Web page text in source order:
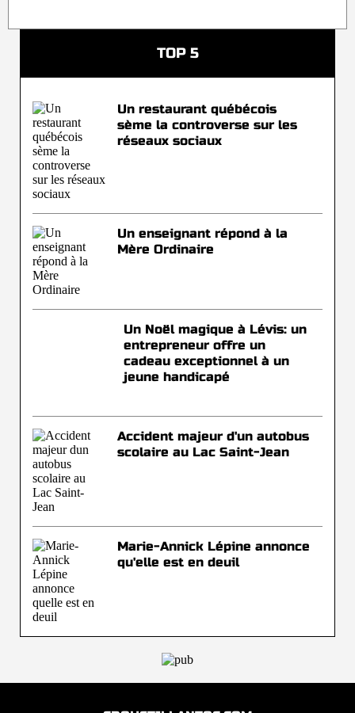
TOP 5
Un restaurant québécois
sème la controverse sur les
réseaux sociaux
Un enseignant répond à la
Mère Ordinaire
Un Noël magique à Lévis: un
entrepreneur offre un
cadeau exceptionnel à un
jeune handicapé
Accident majeur d'un autobus
scolaire au Lac Saint-Jean
Marie-Annick Lépine annonce
qu'elle est en deuil